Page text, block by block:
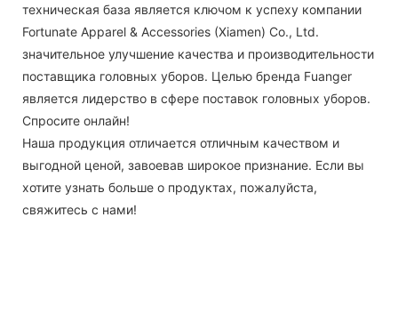
техническая база является ключом к успеху компании
Fortunate Apparel & Accessories (Xiamen) Co., Ltd.
значительное улучшение качества и производительности
поставщика головных уборов. Целью бренда Fuanger
является лидерство в сфере поставок головных уборов.
Спросите онлайн!
Наша продукция отличается отличным качеством и
выгодной ценой, завоевав широкое признание. Если вы
хотите узнать больше о продуктах, пожалуйста,
свяжитесь с нами!